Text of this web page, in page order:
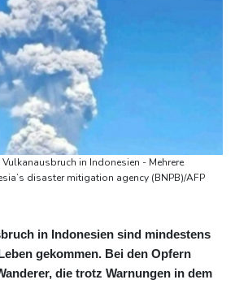
in Indonesien - Mehrere
Foto: © ndonesia’s disaster mitigation agency (BNPB)/AFP
in Indonesien sind mindestens
gekommen. Bei den Opfern
die trotz Warnungen in dem